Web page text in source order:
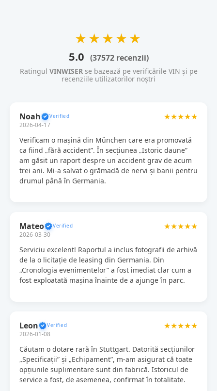
★★★★★
5.0 (37572 recenzii)
Ratingul VINWISERse bazează pe verificările VIN și pe
recenziile utilizatorilor noștri
Noah
2026-04-17
★★★★★
Verificam o mașină din München care era promovată
ca fiind „fără accident”. În secțiunea „Istoric daune”
am găsit un raport despre un accident grav de acum
trei ani. Mi-a salvat o grămadă de nervi și banii pentru
drumul până în Germania.
Mateo
2026-03-30
★★★★★
Serviciu excelent! Raportul a inclus fotografii de arhivă
de la o licitație de leasing din Germania. Din
„Cronologia evenimentelor” a fost imediat clar cum a
fost exploatată mașina înainte de a ajunge în parc.
Leon
2026-01-08
★★★★★
Căutam o dotare rară în Stuttgart. Datorită secțiunilor
„Specificații” și „Echipament”, m-am asigurat că toate
opțiunile suplimentare sunt din fabrică. Istoricul de
service a fost, de asemenea, confirmat în totalitate.